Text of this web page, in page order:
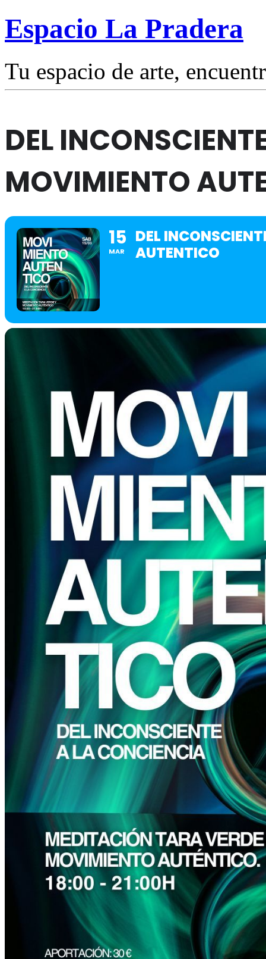
Espacio La Pradera
Tu espacio de arte,
DEL
MOVIMIENTO
15
MAR
DEL
AUTENTICO